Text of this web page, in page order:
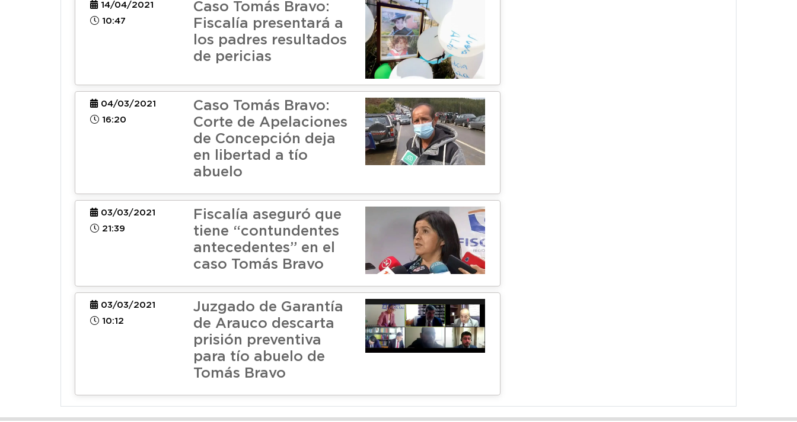
14/04/2021
10:47
Caso Tomás Bravo:
Fiscalía presentará a
los padres resultados
de pericias
04/03/2021
16:20
Caso Tomás Bravo:
Corte de Apelaciones
de Concepción deja
en libertad a tío
abuelo
03/03/2021
21:39
Fiscalía aseguró que
tiene “contundentes
antecedentes” en el
caso Tomás Bravo
03/03/2021
10:12
Juzgado de Garantía
de Arauco descarta
prisión preventiva
para tío abuelo de
Tomás Bravo